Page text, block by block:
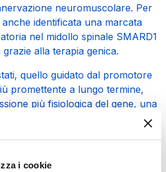
i cookie
neuromuscolare. Per
identificata una marcata
nel midollo spinale SMARD1
alla terapia genica.
quello guidato dal promotore
promettente a lungo termine,
più fisiologica del gene, una
dei motoneuroni, una riduzione
miglioramento più marcato